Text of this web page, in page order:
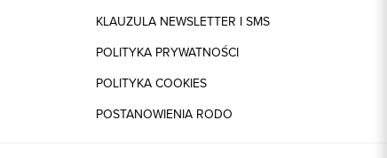
KLAUZULA NEWSLETTER I SMS
POLITYKA PRYWATNOŚCI
POLITYKA COOKIES
POSTANOWIENIA RODO